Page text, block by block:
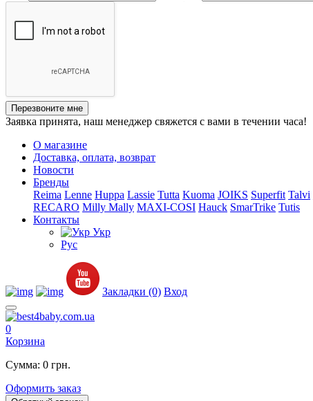
Перезвоните мне
Заявка принята, наш менеджер свяжется с вами в течении часа!
О магазине
Доставка, оплата, возврат
Новости
Бренды
Reima Lenne Huppa Lassie Tutta Kuoma JOIKS Superfit Talvi
RECARO Milly Mally MAXI-COSI Hauck SmarTrike Tutis
Контакты
Укр
Рус
Закладки (0) Вход
0
Корзина
Сумма: 0 грн.
Оформить заказ